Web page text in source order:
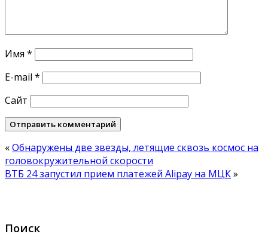
Имя *
E-mail *
Сайт
«Обнаружены две звезды, летящие сквозь космос на
головокружительной скорости
ВТБ 24 запустил прием платежей Alipay на МЦК»
Поиск